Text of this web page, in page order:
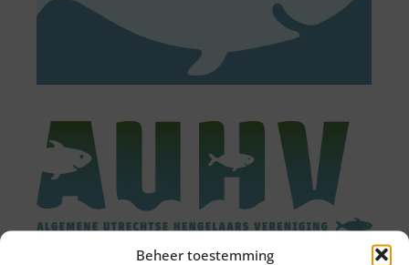
Beheer toestemming